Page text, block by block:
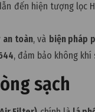
đến hiện tượng lọc
an toàn, và biện pháp
, đảm bảo không khí
sạch